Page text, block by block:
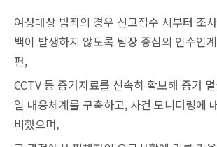
여성대상 범죄의 경우 신고접수 시부터 조
백이 발생하지 않도록 팀장 중심의 인수인
편,
CCTV 등 증거자료를 신속히 확보해 증거
일 대응체계를 구축하고, 사건 모니터링에
비했으며,